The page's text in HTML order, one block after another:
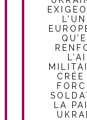
CRÉE
LA